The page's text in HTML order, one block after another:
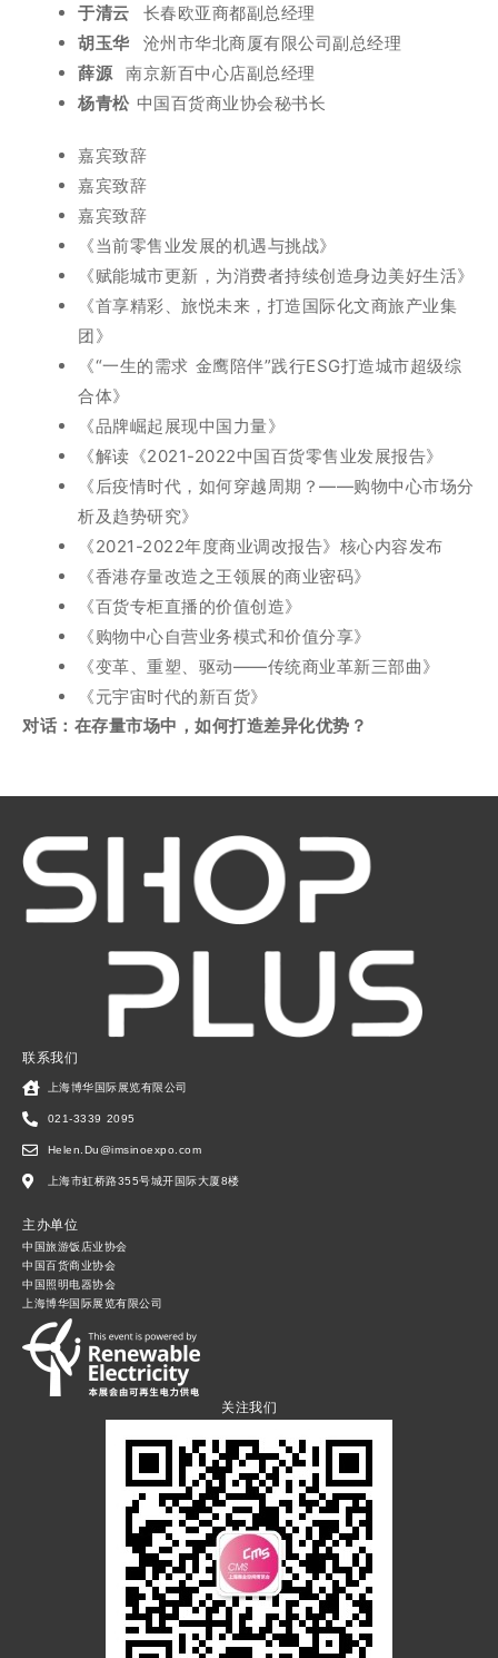
于清云 长春欧亚商都副总经理
胡玉华沧州市华北商厦有限公司副总经理
薛源南京新百中心店副总经理
杨青松 中国百货商业协会秘书长
嘉宾致辞
嘉宾致辞
嘉宾致辞
《当前零售业发展的机遇与挑战》
《赋能城市更新，为消费者持续创造身边美好生活》
《首享精彩、旅悦未来，打造国际化文商旅产业集
团》
《“一生的需求 金鹰陪伴”践行ESG打造城市超级综
合体》
《品牌崛起展现中国力量》
《解读《2021-2022中国百货零售业发展报告》
《后疫情时代，如何穿越周期？——购物中心市场分
析及趋势研究》
《2021-2022年度商业调改报告》核心内容发布
《香港存量改造之王领展的商业密码》
《百货专柜直播的价值创造》
《购物中心自营业务模式和价值分享》
《变革、重塑、驱动——传统商业革新三部曲》
《元宇宙时代的新百货》
对话：在存量市场中，如何打造差异化优势？
联系我们
上海博华国际展览有限公司
021-3339 2095
Helen.Du@imsinoexpo.com
上海市虹桥路355号城开国际大厦8楼
主办单位
中国旅游饭店业协会
中国百货商业协会
中国照明电器协会
上海博华国际展览有限公司
关注我们